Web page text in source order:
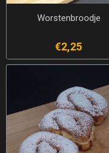
Worstenbroodje
€2,25